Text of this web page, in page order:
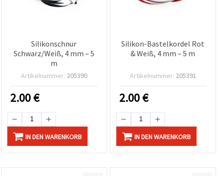
Silikonschnur
Schwarz/Weiß, 4 mm – 5
m
Artikelnummer: 205390
2.00€
IN DEN WARENKORB
Silikon-Bastelkordel Rot
& Weiß, 4 mm – 5 m
Artikelnummer: 205391
2.00€
IN DEN WARENKORB